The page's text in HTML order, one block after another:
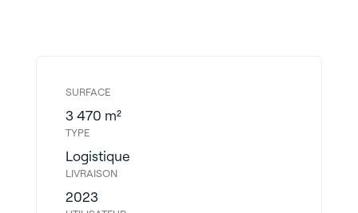
SURFACE
3 470 m²
TYPE
Logistique
LIVRAISON
2023